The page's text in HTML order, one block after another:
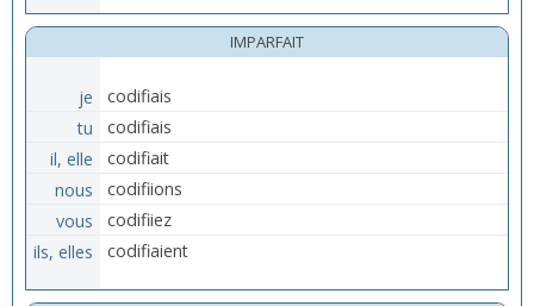
IMPARFAIT
je
codifiais
tu
codifiais
il, elle
codifiait
nous
codifiions
vous
codifiiez
ils, elles
codifiaient